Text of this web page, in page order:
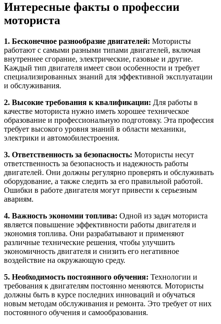
Интересные факты о профессии
моториста
1. Бесконечное разнообразие двигателей: Мотористы
работают с самыми разными типами двигателей, включая
внутреннее сгорание, электрические, газовые и другие.
Каждый тип двигателя имеет свои особенности и требует
специализированных знаний для эффективной эксплуатации
и обслуживания.
2. Высокие требования к квалификации: Для работы в
качестве моториста нужно иметь хорошее техническое
образование и профессиональную подготовку. Эта профессия
требует высокого уровня знаний в области механики,
электрики и автомобилестроения.
3. Ответственность за безопасность: Мотористы несут
ответственность за безопасность и надежность работы
двигателей. Они должны регулярно проверять и обслуживать
оборудование, а также следить за его правильной работой.
Ошибки в работе двигателя могут привести к серьезным
авариям.
4. Важность экономии топлива: Одной из задач моториста
является повышение эффективности работы двигателя и
экономия топлива. Они разрабатывают и применяют
различные технические решения, чтобы улучшить
экономичность двигателя и снизить его негативное
воздействие на окружающую среду.
5. Необходимость постоянного обучения: Технологии и
требования к двигателям постоянно меняются. Мотористы
должны быть в курсе последних инноваций и обучаться
новым методам обслуживания и ремонта. Это требует от них
постоянного обучения и самообразования.